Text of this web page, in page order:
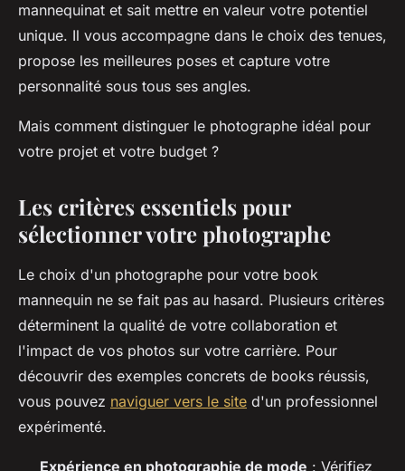
mannequinat et sait mettre en valeur votre potentiel
unique. Il vous accompagne dans le choix des tenues,
propose les meilleures poses et capture votre
personnalité sous tous ses angles.
Mais comment distinguer le photographe idéal pour
votre projet et votre budget ?
Les critères essentiels pour
sélectionner votre photographe
Le choix d'un photographe pour votre book
mannequin ne se fait pas au hasard. Plusieurs critères
déterminent la qualité de votre collaboration et
l'impact de vos photos sur votre carrière. Pour
découvrir des exemples concrets de books réussis,
vous pouvez naviguer vers le site d'un professionnel
expérimenté.
Expérience en photographie de mode : Vérifiez